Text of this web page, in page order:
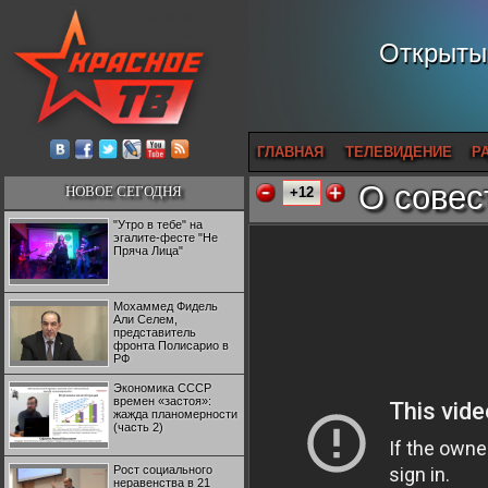
ГЛАВНАЯ ТЕЛЕВИДЕНИЕ
НОВОЕ СЕГОДНЯ
"Утро в тебе" на
эгалите-фесте "Не
Пряча Лица"
Мохаммед Фидель
Али Селем,
представитель
фронта Полисарио в
РФ
Экономика СССР
времен «застоя»:
жажда планомерности
(часть 2)
Рост социального
неравенства в 21
+12 О